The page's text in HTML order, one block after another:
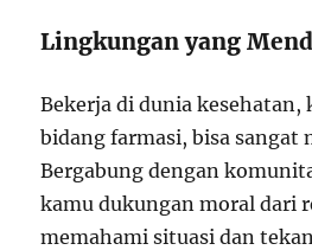
Lingkungan yang
Bekerja di dunia kesehatan,
bidang farmasi, bisa sangat
Bergabung dengan
kamu dukungan moral dari
memahami situasi dan